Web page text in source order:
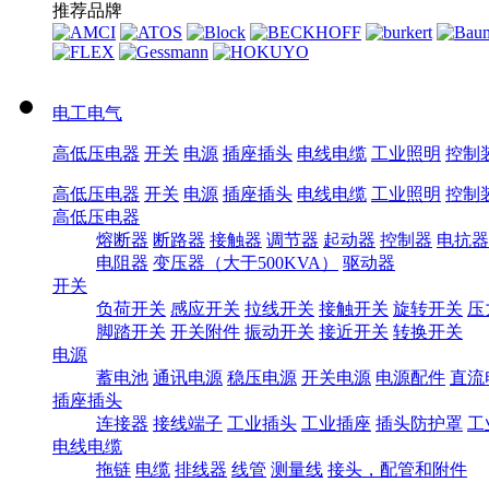
推荐品牌
电工电气
高低压电器 开关 电源 插座插头 电线电缆 工业照明 控制
高低压电器 开关 电源 插座插头 电线电缆 工业照明 控制
高低压电器
熔断器 断路器 接触器 调节器 起动器 控制器 电抗器
电阻器 变压器（大于500KVA）
驱动器
开关
负荷开关 感应开关 拉线开关 接触开关 旋转开关 压
脚踏开关 开关附件 振动开关 接近开关 转换开关
电源
蓄电池 通讯电源 稳压电源 开关电源 电源配件 直流
插座插头
连接器 接线端子 工业插头 工业插座 插头防护罩 工
电线电缆
拖链 电缆 排线器 线管 测量线 接头，配管和附件